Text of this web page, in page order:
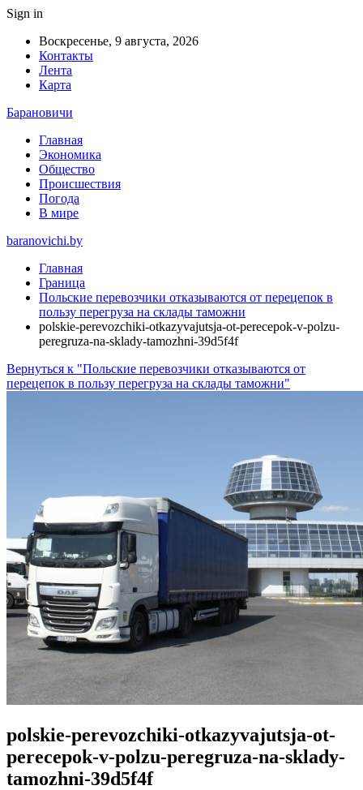
Sign in
Воскресенье, 9 августа, 2026
Контакты
Лента
Карта
Барановичи
Главная
Экономика
Общество
Происшествия
Погода
В мире
baranovichi.by
Главная
Граница
Польские перевозчики отказываются от перецепок в
пользу перегруза на склады таможни
polskie-perevozchiki-otkazyvajutsja-ot-perecepok-v-polzu-
peregruza-na-sklady-tamozhni-39d5f4f
Вернуться к "Польские перевозчики отказываются от
перецепок в пользу перегруза на склады таможни"
polskie-perevozchiki-otkazyvajutsja-ot-
perecepok-v-polzu-peregruza-na-sklady-
tamozhni-39d5f4f